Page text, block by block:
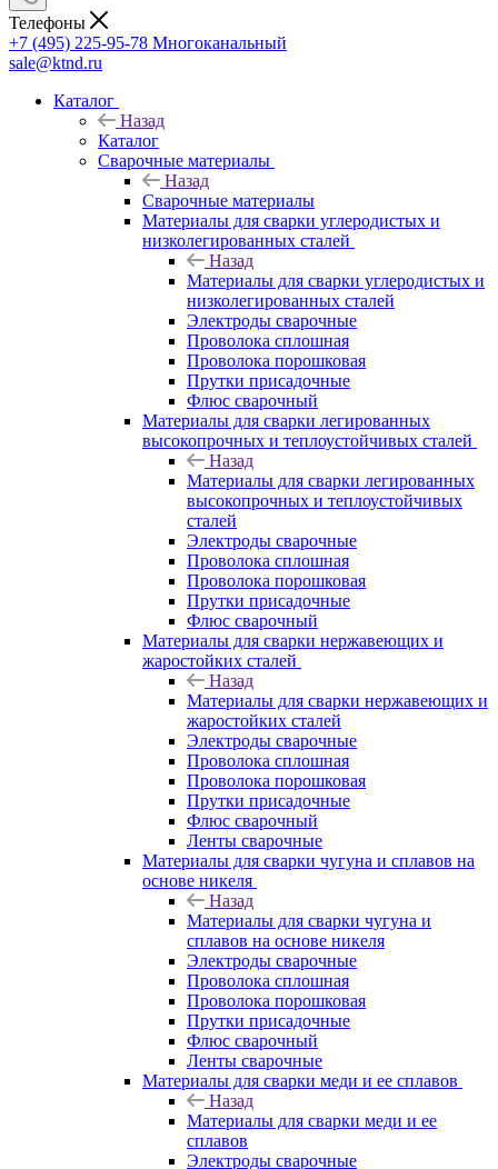
Телефоны
+7 (495) 225-95-78 Многоканальный
sale@ktnd.ru
Каталог
Назад
Каталог
Сварочные материалы
Назад
Сварочные материалы
Материалы для сварки углеродистых и
низколегированных сталей
Назад
Материалы для сварки углеродистых и
низколегированных сталей
Электроды сварочные
Проволока сплошная
Проволока порошковая
Прутки присадочные
Флюс сварочный
Материалы для сварки легированных
высокопрочных и теплоустойчивых сталей
Назад
Материалы для сварки легированных
высокопрочных и теплоустойчивых
сталей
Электроды сварочные
Проволока сплошная
Проволока порошковая
Прутки присадочные
Флюс сварочный
Материалы для сварки нержавеющих и
жаростойких сталей
Назад
Материалы для сварки нержавеющих и
жаростойких сталей
Электроды сварочные
Проволока сплошная
Проволока порошковая
Прутки присадочные
Флюс сварочный
Ленты сварочные
Материалы для сварки чугуна и сплавов на
основе никеля
Назад
Материалы для сварки чугуна и
сплавов на основе никеля
Электроды сварочные
Проволока сплошная
Проволока порошковая
Прутки присадочные
Флюс сварочный
Ленты сварочные
Материалы для сварки меди и ее сплавов
Назад
Материалы для сварки меди и ее
сплавов
Электроды сварочные